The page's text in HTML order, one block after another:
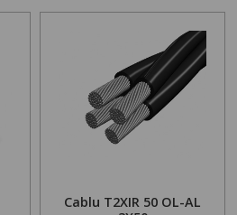
Cablu T2XIR 50 OL-AL